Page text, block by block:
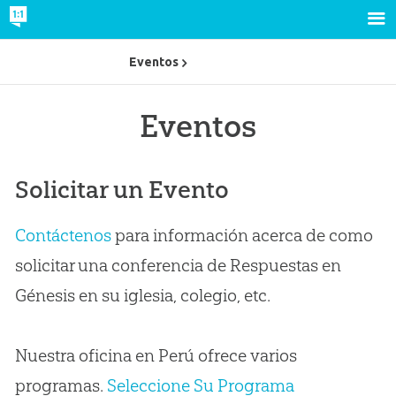
Eventos
Solicitar un Evento
Contáctenospara información acerca de como
solicitar una conferencia de Respuestas en
Génesis en su iglesia, colegio, etc.
Nuestra oficina en Perú ofrece varios
programas. Seleccione Su Programa
Eventos